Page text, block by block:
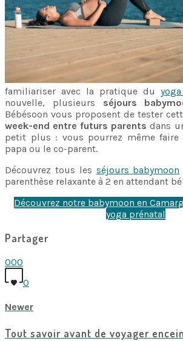
familiariser avec la pratique du
nouvelle, plusieurs séjours
Bébésoon vous proposent de tester
week-end entre futurs parents dans
petit plus : vous pourrez même
papa ou le co-parent.
Découvrez tous les séjours babymoon
parenthèse relaxante à 2 en attendant
Découvrez notre babymoon en
yoga prénatal
Partager
000
0
Newer
Tout savoir avant de voyager